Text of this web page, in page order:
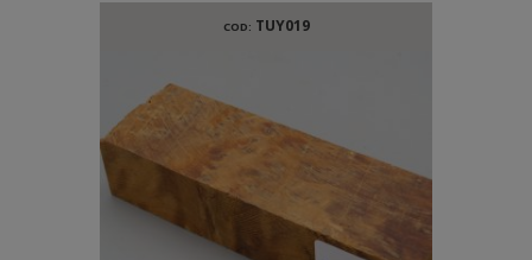
COD: TUY019